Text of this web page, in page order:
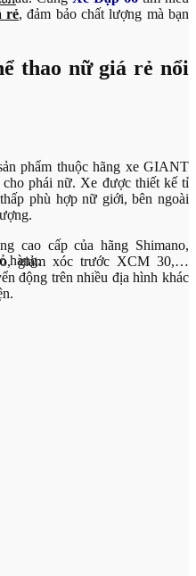
hàng.
rẻ, đảm bảo chất lượng mà bạn
thao nữ giá rẻ nổi
phẩm thuộc hãng xe GIANT
phái nữ. Xe được thiết kế tỉ
phù hợp nữ giới, bên ngoài
cao cấp của hãng Shimano,
giảm xóc trước XCM 30,…
động trên nhiều địa hình khác